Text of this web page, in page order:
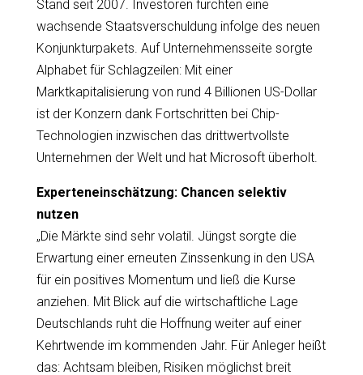
Stand seit 2007. Investoren fürchten eine
wachsende Staatsverschuldung infolge des neuen
Konjunkturpakets. Auf Unternehmensseite sorgte
Alphabet für Schlagzeilen: Mit einer
Marktkapitalisierung von rund 4 Billionen US-Dollar
ist der Konzern dank Fortschritten bei Chip-
Technologien inzwischen das drittwertvollste
Unternehmen der Welt und hat Microsoft überholt.
Experteneinschätzung: Chancen selektiv
nutzen
„Die Märkte sind sehr volatil. Jüngst sorgte die
Erwartung einer erneuten Zinssenkung in den USA
für ein positives Momentum und ließ die Kurse
anziehen. Mit Blick auf die wirtschaftliche Lage
Deutschlands ruht die Hoffnung weiter auf einer
Kehrtwende im kommenden Jahr. Für Anleger heißt
das: Achtsam bleiben, Risiken möglichst breit